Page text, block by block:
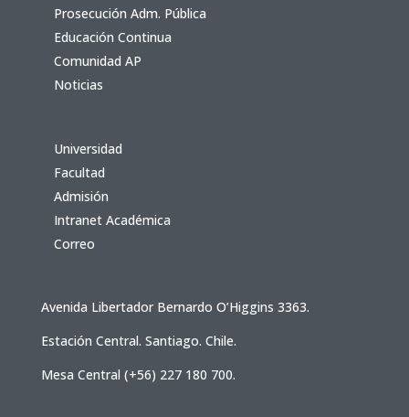
Prosecución Adm. Pública
Educación Continua
Comunidad AP
Noticias
Universidad
Facultad
Admisión
Intranet Académica
Correo
Avenida Libertador Bernardo O’Higgins 3363.
Estación Central. Santiago. Chile.
Mesa Central (+56) 227 180 700.